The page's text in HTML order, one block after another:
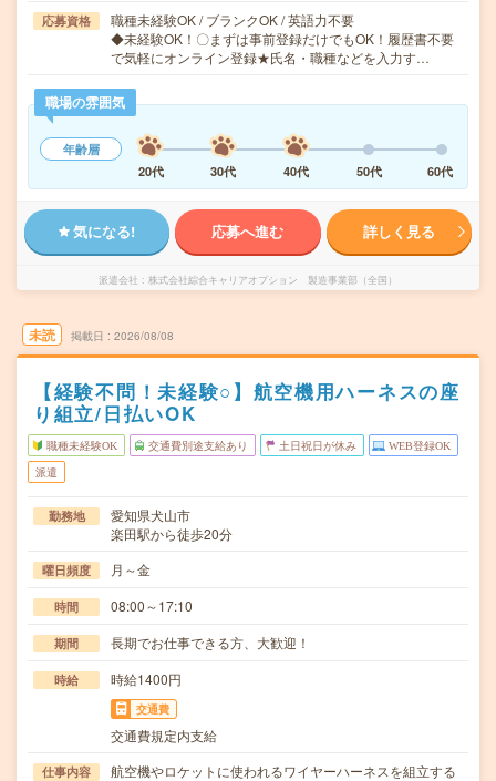
応募資格
職種未経験OK / ブランクOK / 英語力不要
◆未経験OK！〇まずは事前登録だけでもOK！履歴書不要
で気軽にオンライン登録★氏名・職種などを入力す…
職場の雰囲気
年齢層
20代
30代 40代 50代 60代
気になる! 応募へ進む 詳しく見る
派遣会社 株式会社綜合キャリアオプション 製造事業部（全国）
未読 掲載日 2026/08/08
【経験不問！未経験○】航空機用ハーネスの座
り組立/日払いOK
職種未経験OK 交通費別途支給あり 土日祝日が休み WEB登録OK
派遣
勤務地
愛知県犬山市
楽田駅から徒歩20分
曜日頻度 月～金
時間 08:00～17:10
期間 長期でお仕事できる方、大歓迎！
時給 時給1400円
交通費
交通費規定内支給
仕事内容
航空機やロケットに使われるワイヤーハーネスを組立する